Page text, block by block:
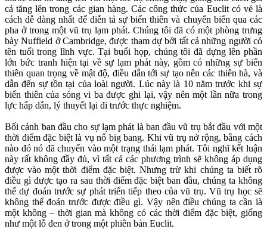
cả tăng lên trong các gian hàng. Các công thức của Euclit có vẻ là
cách dễ dàng nhất để diễn tả sự biến thiên và chuyển biến qua các
pha ở trong một vũ trụ lạm phát. Chúng tôi đã có một phòng trưng
bày Nuffield ở Cambridge, được tham dự bởi tất cả những người có
tên tuổi trong lĩnh vực. Tại buổi họp, chúng tôi đã dựng lên phần
lớn bức tranh hiện tại về sự lạm phát này, gồm có những sự biến
thiên quan trọng về mật độ, điều dẫn tới sự tạo nên các thiên hà, và
dẫn đến sự tồn tại của loài người. Lúc này là 10 năm trước khi sự
biến thiên của sóng vi ba được ghi lại, vậy nên một lần nữa trong
lực hấp dẫn, lý thuyết lại đi trước thực nghiệm.
Bối cảnh ban đầu cho sự lạm phát là ban đầu vũ trụ bắt đầu với một
thời điểm đặc biệt là vụ nổ big bang. Khi vũ trụ nở rộng, bằng cách
nào đó nó đã chuyển vào một trạng thái lạm phát. Tôi nghĩ kết luận
này rất không đầy đủ, vì tất cả các phương trình sẽ không áp dụng
được vào một thời điểm đặc biệt. Nhưng trừ khi chúng ta biết rõ
điều gì được tạo ra sau thời điểm đặc biệt ban đầu, chúng ta không
thể dự đoán trước sự phát triển tiếp theo của vũ trụ. Vũ trụ học sẽ
không thể đoán trước được điều gì. Vậy nên điều chúng ta cần là
một không – thời gian mà không có các thời điểm đặc biệt, giống
như một lỗ đen ở trong một phiên bản Euclit.